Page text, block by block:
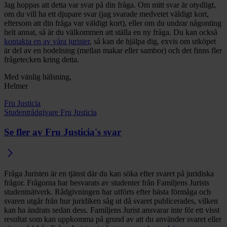
Jag hoppas att detta var svar på din fråga. Om mitt svar är otydligt,
om du vill ha ett djupare svar (jag svarade medvetet väldigt kort,
eftersom att din fråga var väldigt kort), eller om du undrar någonting
helt annat, så är du välkommen att ställa en ny fråga. Du kan också
kontakta en av våra jurister, så kan de hjälpa dig, exvis om utköpet
är del av en bodelning (mellan makar eller sambor) och det finns fler
frågetecken kring detta.
Med vänlig hälsning,
Helmer
Fru Justicia
Studentrådgivare Fru Justicia
Se fler av Fru Justicia's svar
Fråga Juristen är en tjänst där du kan söka efter svaret på juridiska
frågor. Frågorna har besvarats av studenter från Familjens Jurists
studentnätverk. Rådgivningen har utförts efter bästa förmåga och
svaren utgår från hur juridiken såg ut då svaret publicerades, vilken
kan ha ändrats sedan dess. Familjens Jurist ansvarar inte för ett visst
resultat som kan uppkomma på grund av att du använder svaret eller